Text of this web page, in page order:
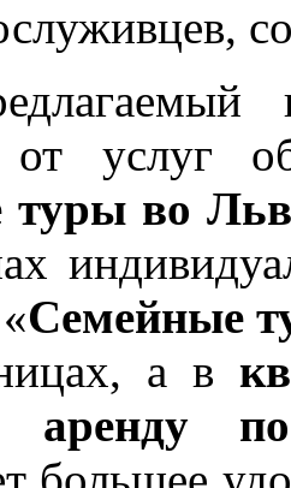
от услуг
туры во
Семейные
а в